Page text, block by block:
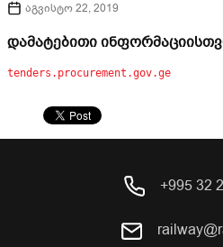
აგვისტო 22, 2019
დამატებითი
tenders.procurement.gov.ge
+995 32